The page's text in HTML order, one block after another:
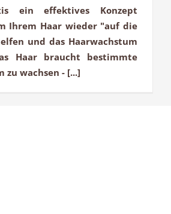
ein effektives Konzept
Ihrem Haar wieder "auf die
und das Haarwachstum
Haar braucht bestimmte
zu wachsen - [...]